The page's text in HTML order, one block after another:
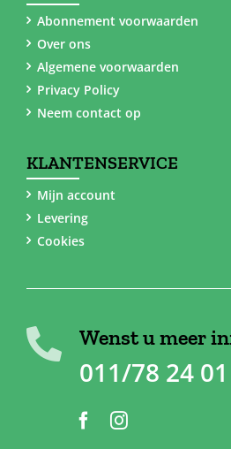
Abonnement voorwaarden
Over ons
Algemene voorwaarden
Privacy Policy
Neem contact op
KLANTENSERVICE
Mijn account
Levering
Cookies
Wenst u meer
011/78 24 01